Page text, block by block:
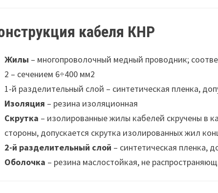
кабеля КНР
Жилы – многопроволочный медный проводник;
2 – сечением 6÷400 мм2
1-й разделительный слой – синтетическая пленка,
Изоляция – резина изоляционная
Скрутка – изолированные жилы кабелей скручены в
стороны, допускается скрутка изолированных жил
2-й разделительный слой – синтетическая пленка,
Оболочка – резина маслостойкая, не